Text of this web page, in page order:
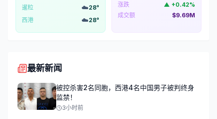
暹粒
☁️28°
西港
☁️28°
涨跌
▲ +0.42%
成交额
$9.69M
最新新闻
被控杀害2名同胞，西港4名中国男子被判终身
监禁！
3小时前